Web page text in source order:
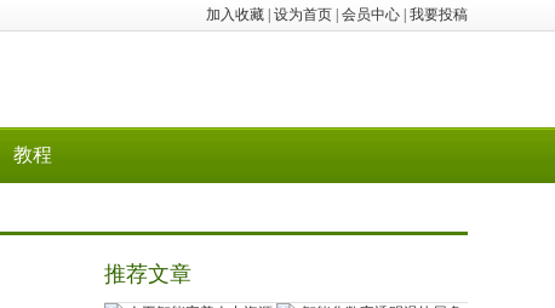
加入收藏 设为首页 会员中心 我要投稿
教程
推荐文章